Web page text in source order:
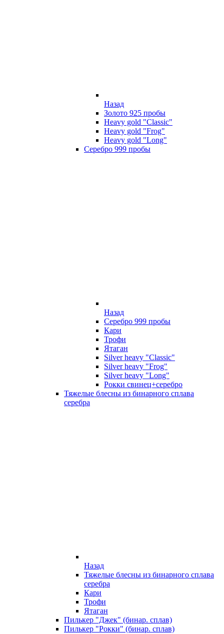
Назад
Золото 925 пробы
Heavy gold "Classic"
Heavy gold "Frog"
Heavy gold "Long"
Серебро 999 пробы
Назад
Серебро 999 пробы
Кари
Трофи
Ятаган
Silver heavy "Classic"
Silver heavy "Frog"
Silver heavy "Long"
Рокки свинец+серебро
Тяжелые блесны из бинарного сплава
серебра
Назад
Тяжелые блесны из бинарного сплава
серебра
Кари
Трофи
Ятаган
Пилькер "Джек" (бинар. сплав)
Пилькер "Рокки" (бинар. сплав)